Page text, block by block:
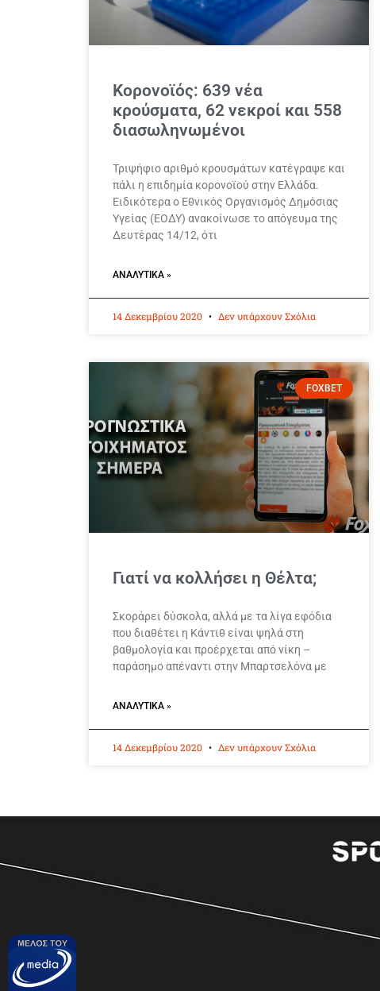
Κορονοϊός: 639 νέα
κρούσματα, 62 νεκροί και 558
διασωληνωμένοι
Τριψήφιο αριθμό κρουσμάτων κατέγραψε και
πάλι η επιδημία κορονοϊού στην Ελλάδα.
Ειδικότερα ο Εθνικός Οργανισμός Δημόσιας
Υγείας (ΕΟΔΥ) ανακοίνωσε το απόγευμα της
Δευτέρας 14/12, ότι
ΑΝΑΛΥΤΙΚΆ »
14 Δεκεμβρίου 2020 Δεν υπάρχουν Σχόλια
FOXBET
Γιατί να κολλήσει η Θέλτα;
Σκοράρει δύσκολα, αλλά με τα λίγα εφόδια
που διαθέτει η Κάντιθ είναι ψηλά στη
βαθμολογία και προέρχεται από νίκη –
παράσημο απέναντι στην Μπαρτσελόνα με
ΑΝΑΛΥΤΙΚΆ »
14 Δεκεμβρίου 2020 Δεν υπάρχουν Σχόλια